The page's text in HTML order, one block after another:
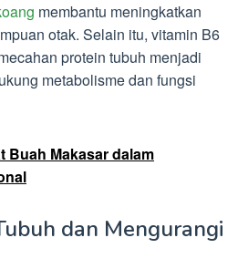
membantu meningkatkan
otak. Selain itu, vitamin B6
protein tubuh menjadi
metabolisme dan fungsi
Buah Makasar dalam
dan Mengurangi